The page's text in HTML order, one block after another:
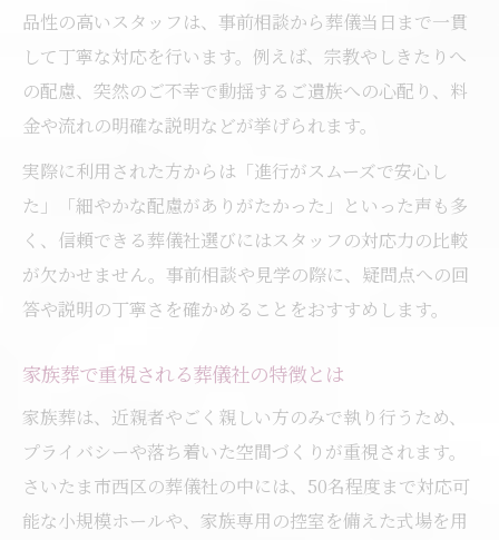
品性の高いスタッフは、事前相談から葬儀当日まで一貫
して丁寧な対応を行います。例えば、宗教やしきたりへ
の配慮、突然のご不幸で動揺するご遺族への心配り、料
金や流れの明確な説明などが挙げられます。
実際に利用された方からは「進行がスムーズで安心し
た」「細やかな配慮がありがたかった」といった声も多
く、信頼できる葬儀社選びにはスタッフの対応力の比較
が欠かせません。事前相談や見学の際に、疑問点への回
答や説明の丁寧さを確かめることをおすすめします。
家族葬で重視される葬儀社の特徴とは
家族葬は、近親者やごく親しい方のみで執り行うため、
プライバシーや落ち着いた空間づくりが重視されます。
さいたま市西区の葬儀社の中には、50名程度まで対応可
能な小規模ホールや、家族専用の控室を備えた式場を用